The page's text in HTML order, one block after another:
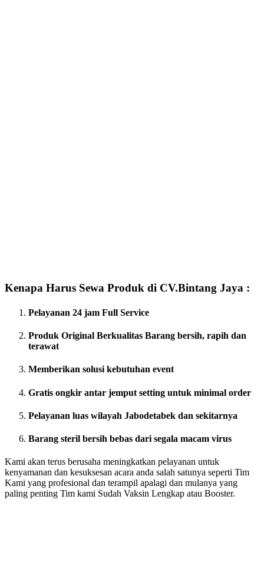
Kenapa Harus Sewa Produk di CV.Bintang Jaya :
Pelayanan 24 jam Full Service
Produk Original Berkualitas Barang bersih, rapih dan
terawat
Memberikan solusi kebutuhan event
Gratis ongkir antar jemput setting untuk minimal order
Pelayanan luas wilayah Jabodetabek dan sekitarnya
Barang steril bersih bebas dari segala macam virus
Kami akan terus berusaha meningkatkan pelayanan untuk
kenyamanan dan kesuksesan acara anda salah satunya seperti Tim
Kami yang profesional dan terampil apalagi dan mulanya yang
paling penting Tim kami Sudah Vaksin Lengkap atau Booster.